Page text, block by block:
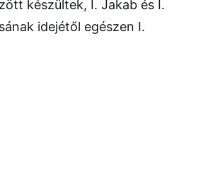
készültek, I. Jakab és I.
idejétől egészen I.